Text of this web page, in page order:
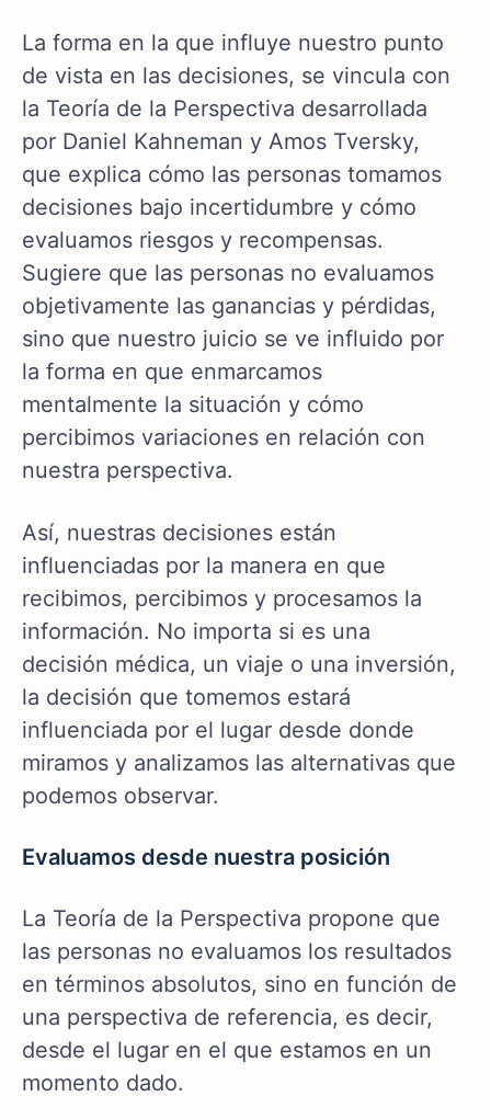
La forma en la que influye nuestro punto
de vista en las decisiones, se vincula con
la Teoría de la Perspectiva desarrollada
por Daniel Kahneman y Amos Tversky,
que explica cómo las personas tomamos
decisiones bajo incertidumbre y cómo
evaluamos riesgos y recompensas.
Sugiere que las personas no evaluamos
objetivamente las ganancias y pérdidas,
sino que nuestro juicio se ve influido por
la forma en que enmarcamos
mentalmente la situación y cómo
percibimos variaciones en relación con
nuestra perspectiva.
Así, nuestras decisiones están
influenciadas por la manera en que
recibimos, percibimos y procesamos la
información. No importa si es una
decisión médica, un viaje o una inversión,
la decisión que tomemos estará
influenciada por el lugar desde donde
miramos y analizamos las alternativas que
podemos observar.
Evaluamos desde nuestra posición
La Teoría de la Perspectiva propone que
las personas no evaluamos los resultados
en términos absolutos, sino en función de
una perspectiva de referencia, es decir,
desde el lugar en el que estamos en un
momento dado.